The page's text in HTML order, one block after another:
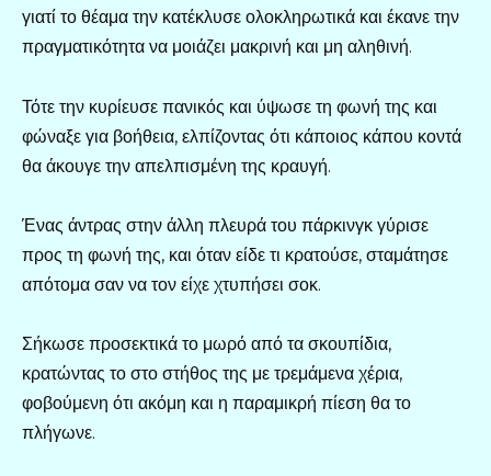
γιατί το θέαμα την κατέκλυσε ολοκληρωτικά και έκανε την
πραγματικότητα να μοιάζει μακρινή και μη αληθινή.
Τότε την κυρίευσε πανικός και ύψωσε τη φωνή της και
φώναξε για βοήθεια, ελπίζοντας ότι κάποιος κάπου κοντά
θα άκουγε την απελπισμένη της κραυγή.
Ένας άντρας στην άλλη πλευρά του πάρκινγκ γύρισε
προς τη φωνή της, και όταν είδε τι κρατούσε, σταμάτησε
απότομα σαν να τον είχε χτυπήσει σοκ.
Σήκωσε προσεκτικά το μωρό από τα σκουπίδια,
κρατώντας το στο στήθος της με τρεμάμενα χέρια,
φοβούμενη ότι ακόμη και η παραμικρή πίεση θα το
πλήγωνε.